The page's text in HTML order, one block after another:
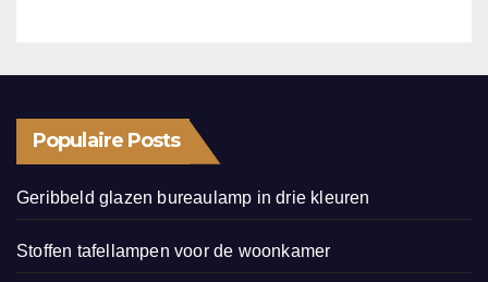
Populaire Posts
Geribbeld glazen bureaulamp in drie kleuren
Stoffen tafellampen voor de woonkamer